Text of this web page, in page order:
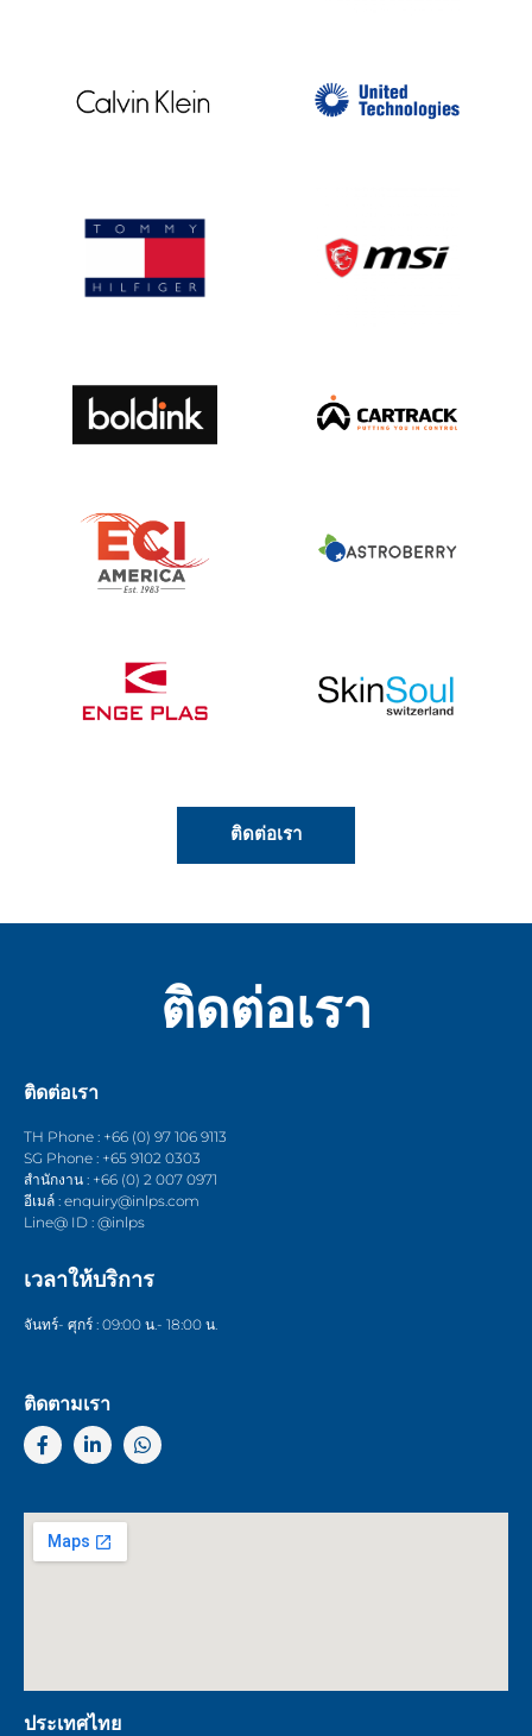
ติดต่อเรา
ติดต่อเรา
ติดต่อเรา
TH Phone : +66 (0) 97 106 9113
SG Phone : +65 9102 0303
สำนักงาน : +66 (0) 2 007 0971
อีเมล์ : enquiry@inlps.com
Line@ ID : @inlps
เวลาให้บริการ
จันทร์- ศุกร์ : 09:00 น.- 18:00 น.
ติดตามเรา
ประเทศไทย